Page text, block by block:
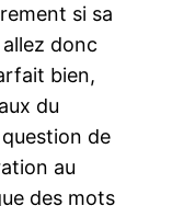
si sa
donc
bien,
du
de
au
des mots